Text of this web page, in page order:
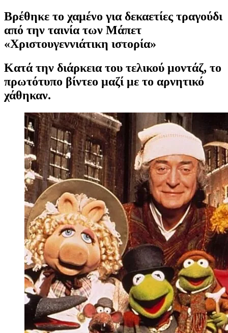
Βρέθηκε το χαμένο για δεκαετίες τραγούδι
από την ταινία των Μάπετ
«Χριστουγεννιάτικη ιστορία»
Κατά την διάρκεια του τελικού μοντάζ, το
πρωτότυπο βίντεο μαζί με το αρνητικό
χάθηκαν.